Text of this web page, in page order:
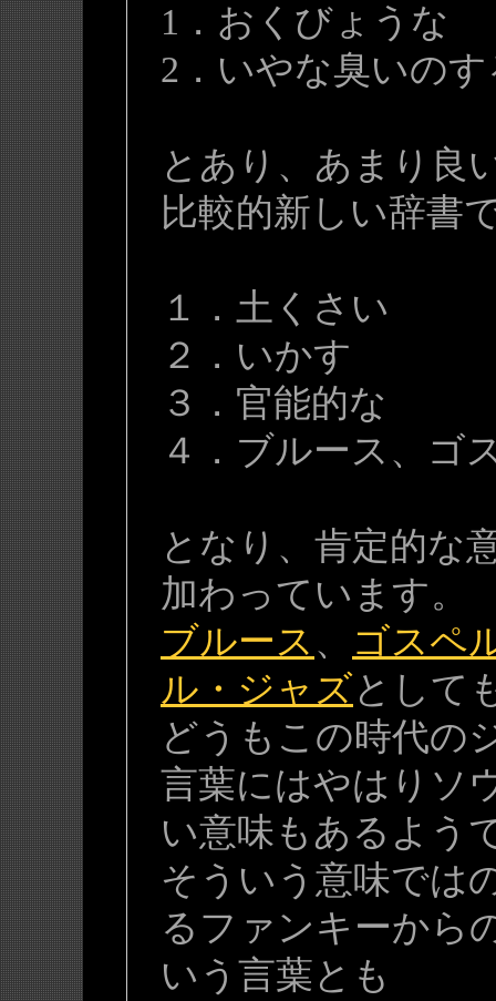
1．おくびょうな
2．いやな臭いのす
とあり、あまり良
比較的新しい辞書
１．土くさい
２．いかす
３．官能的な
４．ブルース、ゴ
となり、肯定的な
加わっています。
ブルース 、
ゴスペ
ル・ジャズとして
どうもこの時代の
言葉にはやはりソ
い意味もあるよう
そういう意味では
るファンキーから
いう言葉とも